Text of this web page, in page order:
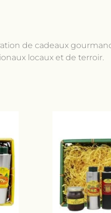
de cadeaux
locaux et de terroir.